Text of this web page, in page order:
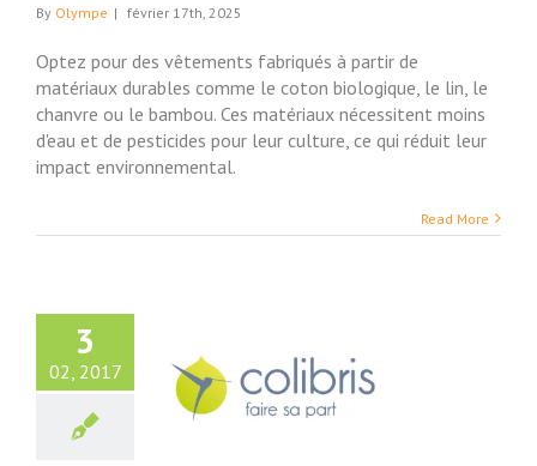
By Olympe | février 17th, 2025
Optez pour des vêtements fabriqués à partir de
matériaux durables comme le coton biologique, le lin, le
chanvre ou le bambou. Ces matériaux nécessitent moins
d'eau et de pesticides pour leur culture, ce qui réduit leur
impact environnemental.
Read More
3
02, 2017
des Colibris :
du Monde de
Demain…